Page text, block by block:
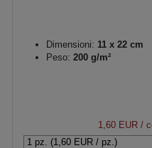
Dimensioni: 11 x 22 cm
Peso: 200 g/m²
1,60 EUR /